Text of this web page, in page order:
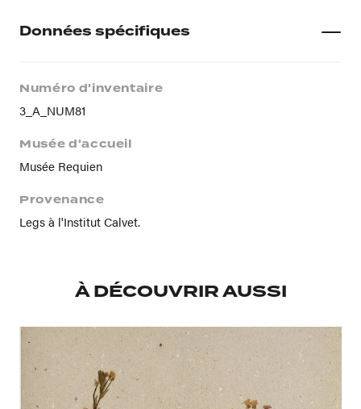
Données spécifiques
Numéro d'inventaire
3_A_NUM81
Musée d'accueil
Musée Requien
Provenance
Legs à l'Institut Calvet.
À DÉCOUVRIR AUSSI